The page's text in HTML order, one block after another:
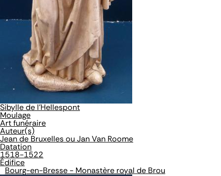
Sibylle de l'Hellespont
Moulage
Art funéraire
Auteur(s)
Jean de Bruxelles ou Jan Van Roome
Datation
1518-1522
Édifice
Bourg-en-Bresse - Monastère royal de Brou